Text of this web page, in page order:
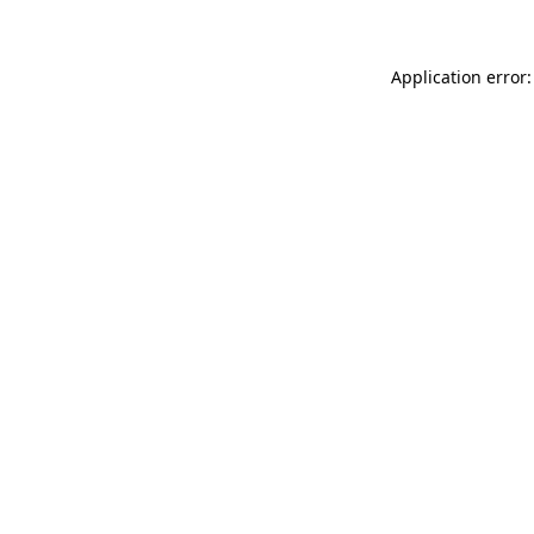
Application